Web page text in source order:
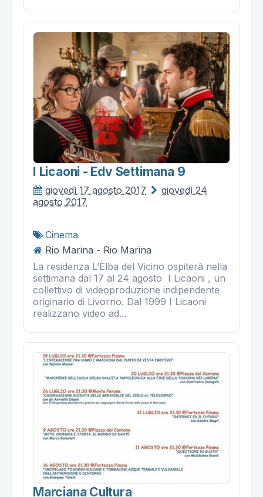
I Licaoni - Edv Settimana 9
giovedì 17 agosto 2017
giovedì 24
agosto 2017
Cinema
Rio Marina - Rio Marina
La residenza L’Elba del Vicino ospiterà nella
settimana dal 17 al 24 agosto I Licaoni , un
collettivo di videoproduzione indipendente
originario di Livorno. Dal 1999 I Licaoni
realizzano video ad...
Marciana Cultura